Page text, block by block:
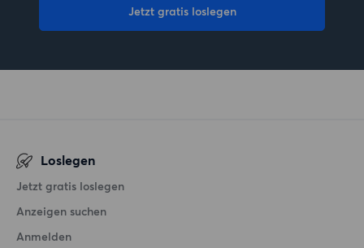
Jetzt gratis loslegen
Loslegen
Jetzt gratis loslegen
Anzeigen suchen
Anmelden